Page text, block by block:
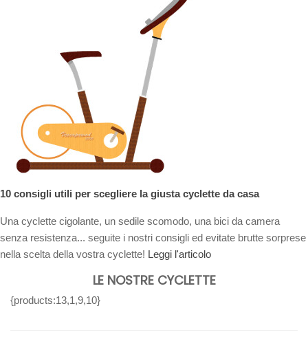
10 consigli utili per scegliere la giusta cyclette da casa
Una cyclette cigolante, un sedile scomodo, una bici da camera
senza resistenza... seguite i nostri consigli ed evitate brutte sorprese
nella scelta della vostra cyclette! Leggi l'articolo
LE NOSTRE CYCLETTE
{products:13,1,9,10}